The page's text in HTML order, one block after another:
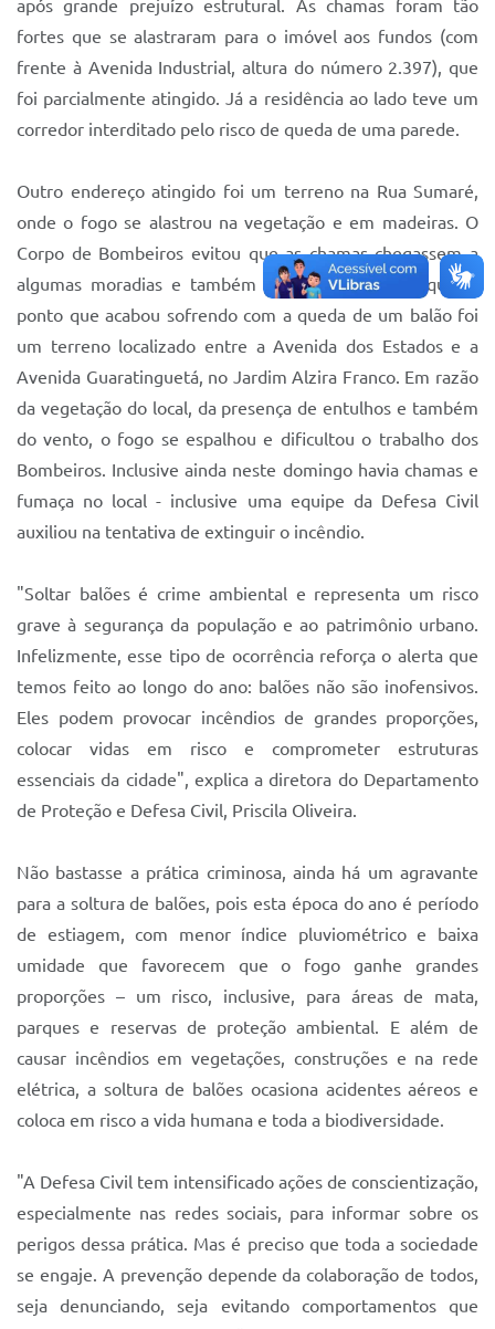
após grande prejuízo estrutural. As chamas foram tão
fortes que se alastraram para o imóvel aos fundos (com
frente à Avenida Industrial, altura do número 2.397), que
foi parcialmente atingido. Já a residência ao lado teve um
corredor interditado pelo risco de queda de uma parede.
Outro endereço atingido foi um terreno na Rua Sumaré,
onde o fogo se alastrou na vegetação e em madeiras. O
Corpo de Bombeiros evitou que as chamas chegassem a
algumas moradias e também à linha férrea. Um quarto
ponto que acabou sofrendo com a queda de um balão foi
um terreno localizado entre a Avenida dos Estados e a
Avenida Guaratinguetá, no Jardim Alzira Franco. Em razão
da vegetação do local, da presença de entulhos e também
do vento, o fogo se espalhou e dificultou o trabalho dos
Bombeiros. Inclusive ainda neste domingo havia chamas e
fumaça no local - inclusive uma equipe da Defesa Civil
auxiliou na tentativa de extinguir o incêndio.
"Soltar balões é crime ambiental e representa um risco
grave à segurança da população e ao patrimônio urbano.
Infelizmente, esse tipo de ocorrência reforça o alerta que
temos feito ao longo do ano: balões não são inofensivos.
Eles podem provocar incêndios de grandes proporções,
colocar vidas em risco e comprometer estruturas
essenciais da cidade", explica a diretora do Departamento
de Proteção e Defesa Civil, Priscila Oliveira.
Não bastasse a prática criminosa, ainda há um agravante
para a soltura de balões, pois esta época do ano é período
de estiagem, com menor índice pluviométrico e baixa
umidade que favorecem que o fogo ganhe grandes
proporções – um risco, inclusive, para áreas de mata,
parques e reservas de proteção ambiental. E além de
causar incêndios em vegetações, construções e na rede
elétrica, a soltura de balões ocasiona acidentes aéreos e
coloca em risco a vida humana e toda a biodiversidade.
"A Defesa Civil tem intensificado ações de conscientização,
especialmente nas redes sociais, para informar sobre os
perigos dessa prática. Mas é preciso que toda a sociedade
se engaje. A prevenção depende da colaboração de todos,
seja denunciando, seja evitando comportamentos que